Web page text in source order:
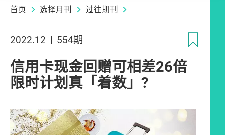
首页 选择月刊 过往期刊
2022.12 554期
信用卡现金回赠可相差26倍
限时计划真「着数」?